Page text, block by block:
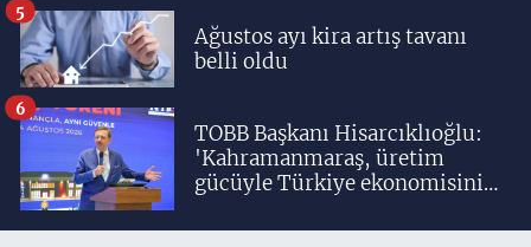
Ağustos ayı kira artış tavanı
belli oldu
5
TOBB Başkanı Hisarcıklıoğlu:
'Kahramanmaraş, üretim
gücüyle Türkiye ekonomisinin
birisidir'
6